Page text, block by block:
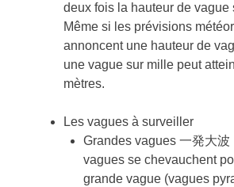
deux fois la hauteur de vague
Même si les prévisions
annoncent une hauteur de
une vague sur mille peut
mètres.
Les vagues à surveiller
Grandes vagues 一発大
vagues se chevauchent
grande vague (vagues